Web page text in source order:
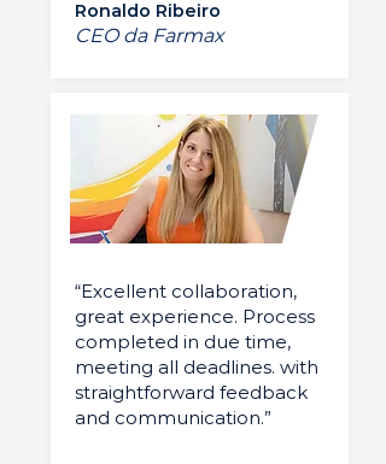
Ronaldo Ribeiro
CEO da Farmax
“Excellent collaboration,
great experience. Process
completed in due time,
meeting all deadlines. with
straightforward feedback
and communication.”